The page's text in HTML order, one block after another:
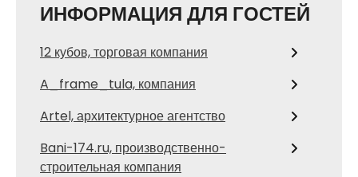
ИНФОРМАЦИЯ ДЛЯ ГОСТЕЙ
12 кубов, торговая компания
A_frame_tula, компания
Artel, архитектурное агентство
Bani-174.ru, производственно-
строительная компания